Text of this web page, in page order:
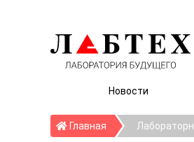
Новости
ГлавнаяГлавная